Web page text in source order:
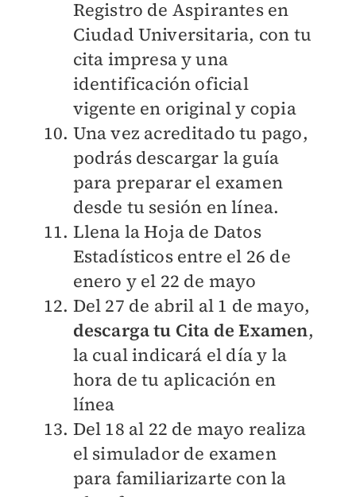
Registro de Aspirantes en
Ciudad Universitaria, con tu
cita impresa y una
identificación oficial
vigente en original y copia
Una vez acreditado tu pago,
podrás descargar la guía
para preparar el examen
desde tu sesión en línea.
Llena la Hoja de Datos
Estadísticos entre el 26 de
enero y el 22 de mayo
Del 27 de abril al 1 de mayo,
descarga tu Cita de Examen,
la cual indicará el día y la
hora de tu aplicación en
línea
Del 18 al 22 de mayo realiza
el simulador de examen
para familiarizarte con la